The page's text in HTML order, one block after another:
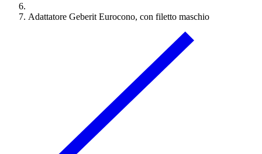
Adattatore Geberit Eurocono, con filetto maschio